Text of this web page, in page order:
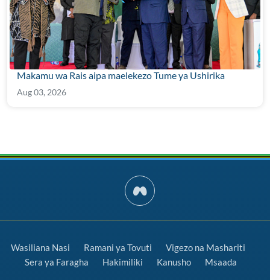
Makamu wa Rais aipa maelekezo Tume ya Ushirika
Aug 03, 2026
Wasiliana Nasi Ramani ya Tovuti
Vigezo na Mashariti
Sera ya Faragha
Hakimiliki Kanusho Msaada